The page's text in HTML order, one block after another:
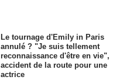
Le tournage d'Emily in Paris
annulé ? "Je suis tellement
reconnaissance d'être en vie",
accident de la route pour une
actrice